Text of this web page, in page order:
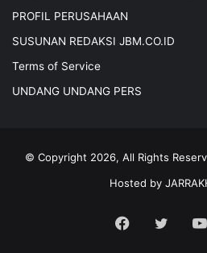
PROFIL PERUSAHAAN
SUSUNAN REDAKSI JBM.CO.ID
Terms of Service
UNDANG UNDANG PERS
© Copyright 2026, All Rights
Hosted by
Facebook